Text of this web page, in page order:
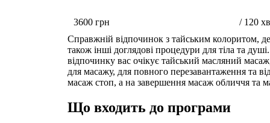
3600 грн
/ 120 хв
Справжній відпочинок з тайським колоритом,
також інші доглядові процедури для тіла та
відпочинку вас очікує тайський масляний
для масажу, для повного перезавантаження та
масаж стоп, а на завершення масаж обличчя та
Що входить до програми